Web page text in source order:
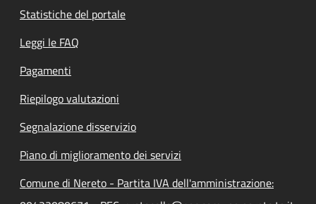
Statistiche del portale
Leggi le FAQ
Pagamenti
Riepilogo valutazioni
Segnalazione disservizio
Piano di miglioramento dei servizi
Comune di Nereto - Partita IVA dell'amministrazione: